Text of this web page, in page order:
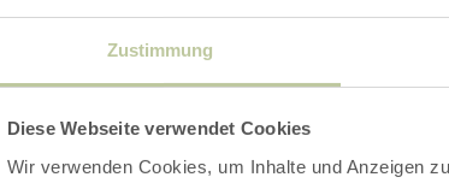
Zustimmung
Diese Webseite verwendet Cookies
Wir verwenden Cookies, um Inhalte und Anzeigen